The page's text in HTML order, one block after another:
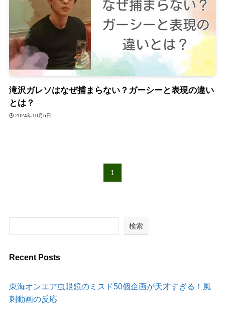
滝沢ガレソはなぜ捕まらない？ガーシーと表現の違い
とは？
2024年10月6日
1
検索
Recent Posts
東海オンエア虫眼鏡のミスド50個企画が天才すぎる！風
刺動画の反応